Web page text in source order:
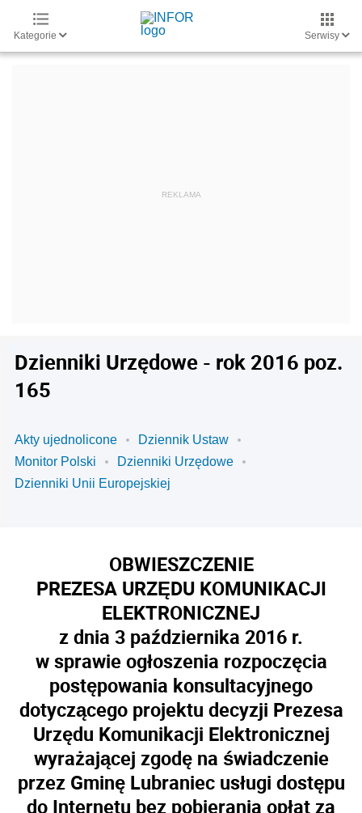
Kategorie Serwisy
Dzienniki Urzędowe - rok 2016 poz.
165
Akty ujednolicone
Dziennik Ustaw
Monitor Polski
Dzienniki Urzędowe
Dzienniki Unii Europejskiej
OBWIESZCZENIE
PREZESA URZĘDU KOMUNIKACJI
ELEKTRONICZNEJ
z dnia 3 października 2016 r.
w sprawie ogłoszenia rozpoczęcia
postępowania konsultacyjnego
dotyczącego projektu decyzji Prezesa
Urzędu Komunikacji Elektronicznej
wyrażającej zgodę na świadczenie
przez Gminę Lubraniec usługi dostępu
do Internetu bez pobierania opłat za